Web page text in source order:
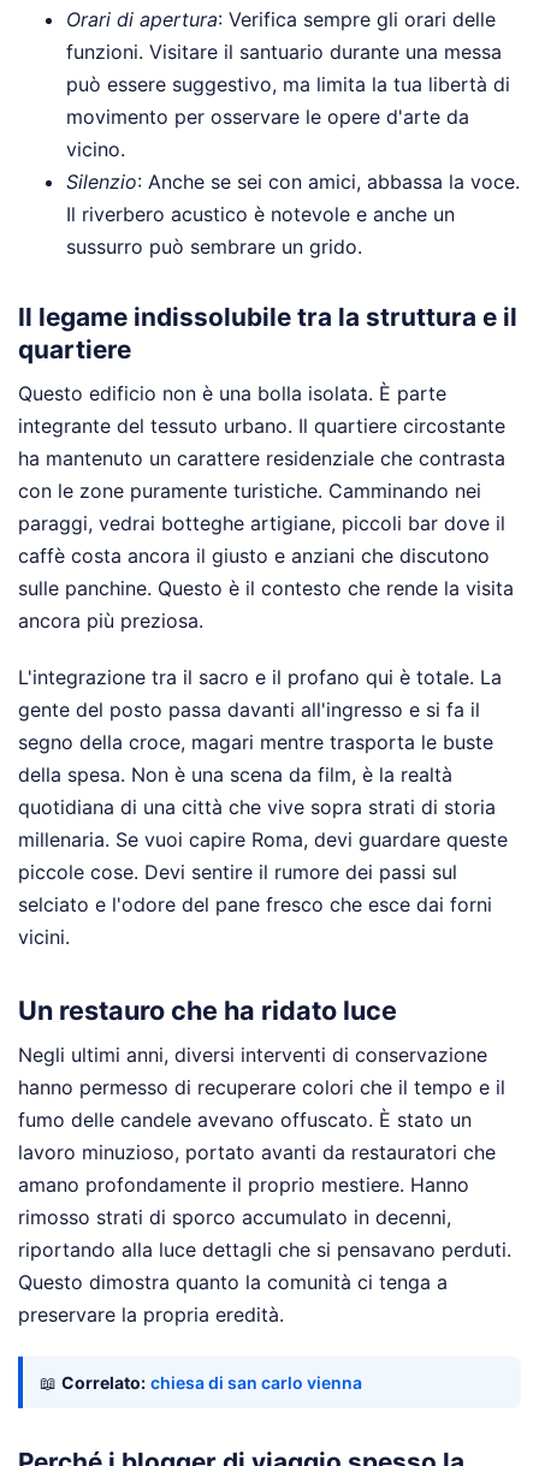
Orari di apertura: Verifica sempre gli orari delle
funzioni. Visitare il santuario durante una messa
può essere suggestivo, ma limita la tua libertà di
movimento per osservare le opere d'arte da
vicino.
Silenzio: Anche se sei con amici, abbassa la voce.
Il riverbero acustico è notevole e anche un
sussurro può sembrare un grido.
Il legame indissolubile tra la struttura e il
quartiere
Questo edificio non è una bolla isolata. È parte
integrante del tessuto urbano. Il quartiere circostante
ha mantenuto un carattere residenziale che contrasta
con le zone puramente turistiche. Camminando nei
paraggi, vedrai botteghe artigiane, piccoli bar dove il
caffè costa ancora il giusto e anziani che discutono
sulle panchine. Questo è il contesto che rende la visita
ancora più preziosa.
L'integrazione tra il sacro e il profano qui è totale. La
gente del posto passa davanti all'ingresso e si fa il
segno della croce, magari mentre trasporta le buste
della spesa. Non è una scena da film, è la realtà
quotidiana di una città che vive sopra strati di storia
millenaria. Se vuoi capire Roma, devi guardare queste
piccole cose. Devi sentire il rumore dei passi sul
selciato e l'odore del pane fresco che esce dai forni
vicini.
Un restauro che ha ridato luce
Negli ultimi anni, diversi interventi di conservazione
hanno permesso di recuperare colori che il tempo e il
fumo delle candele avevano offuscato. È stato un
lavoro minuzioso, portato avanti da restauratori che
amano profondamente il proprio mestiere. Hanno
rimosso strati di sporco accumulato in decenni,
riportando alla luce dettagli che si pensavano perduti.
Questo dimostra quanto la comunità ci tenga a
preservare la propria eredità.
📖 Correlato: chiesa di san carlo vienna